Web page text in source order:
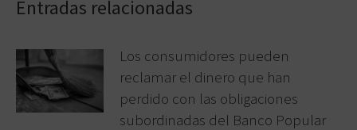
Entradas relacionadas
Los consumidores pueden
reclamar el dinero que han
perdido con las obligaciones
subordinadas del Banco Popular